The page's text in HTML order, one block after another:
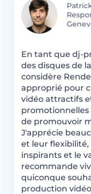
En tant que dj-
des disques de
considère
approprié pour
vidéo attractifs
de promouvoir
J'apprécie
et leur flexibilité,
inspirants et le
recommande
quiconque
production